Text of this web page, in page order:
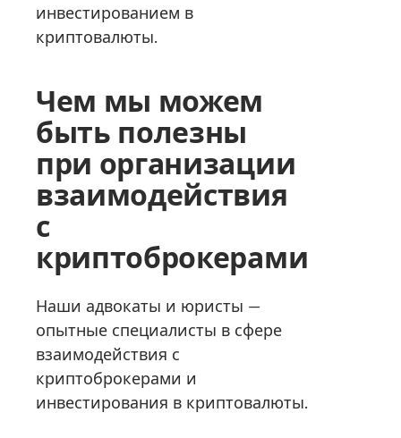
инвестированием в
криптовалюты.
Чем мы можем
быть полезны
при организации
взаимодействия
с
криптоброкерами
Наши адвокаты и юристы —
опытные специалисты в сфере
взаимодействия с
криптоброкерами и
инвестирования в криптовалюты.